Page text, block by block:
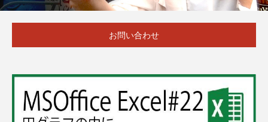
お問い合わせ